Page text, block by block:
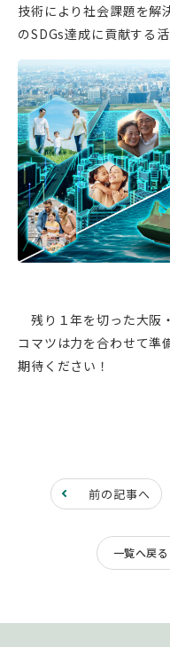
技術により社会課題を
のSDGs達成に貢献する
残り１年を切った大阪
コマツは力を合わせて準
期待ください！
前の記事へ
一覧へ戻る